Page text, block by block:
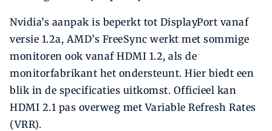
Nvidia’s aanpak is beperkt tot DisplayPort vanaf
versie 1.2a, AMD’s FreeSync werkt met sommige
monitoren ook vanaf HDMI 1.2, als de
monitorfabrikant het ondersteunt. Hier biedt een
blik in de specificaties uitkomst. Officieel kan
HDMI 2.1 pas overweg met Variable Refresh Rates
(VRR).